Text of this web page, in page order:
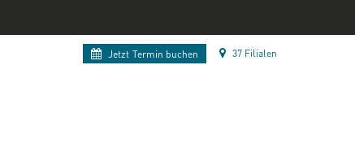
Jetzt Termin buchen 37 Filialen